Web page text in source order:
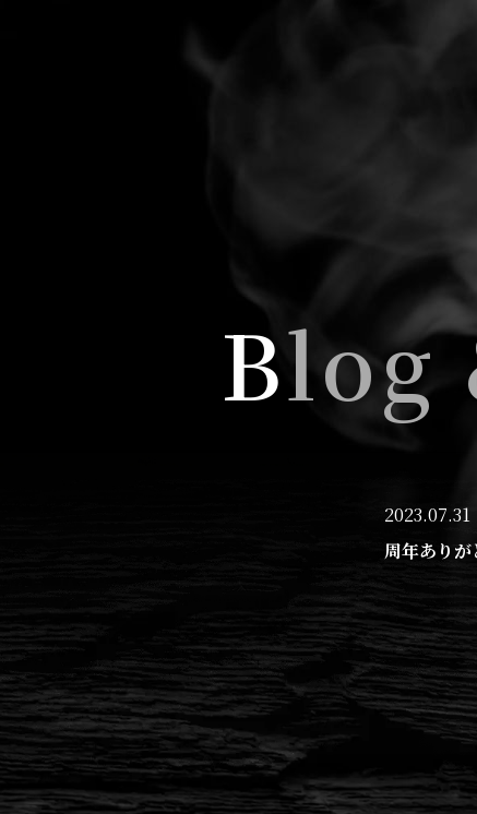
Blog
2023.07.31
周年あり